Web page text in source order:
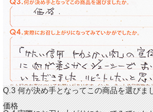
Q.3 何が決め手となってこの商品を選びま
価格